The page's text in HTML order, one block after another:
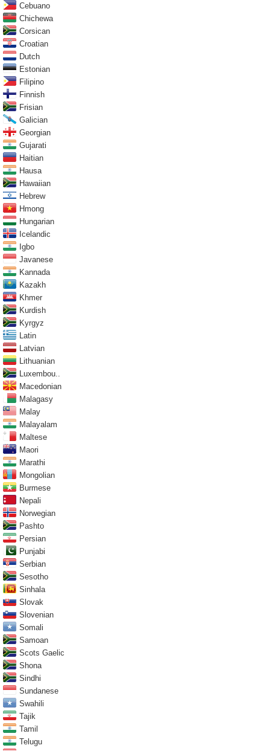
Cebuano
Chichewa
Corsican
Croatian
Dutch
Estonian
Filipino
Finnish
Frisian
Galician
Georgian
Gujarati
Haitian
Hausa
Hawaiian
Hebrew
Hmong
Hungarian
Icelandic
Igbo
Javanese
Kannada
Kazakh
Khmer
Kurdish
Kyrgyz
Latin
Latvian
Lithuanian
Luxembou..
Macedonian
Malagasy
Malay
Malayalam
Maltese
Maori
Marathi
Mongolian
Burmese
Nepali
Norwegian
Pashto
Persian
Punjabi
Serbian
Sesotho
Sinhala
Slovak
Slovenian
Somali
Samoan
Scots Gaelic
Shona
Sindhi
Sundanese
Swahili
Tajik
Tamil
Telugu